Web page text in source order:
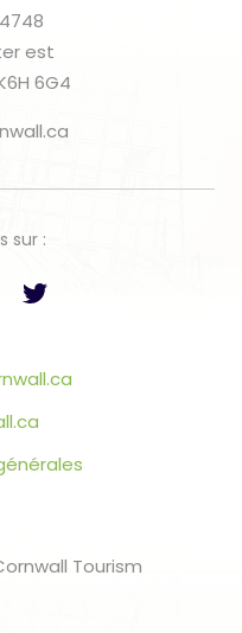
est
6G4
sur :
Tourism